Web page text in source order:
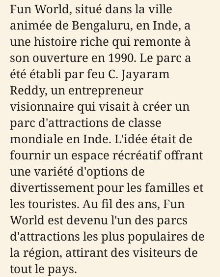
Fun World, situé dans la ville
animée de Bengaluru, en Inde, a
une histoire riche qui remonte à
son ouverture en 1990. Le parc a
été établi par feu C. Jayaram
Reddy, un entrepreneur
visionnaire qui visait à créer un
parc d'attractions de classe
mondiale en Inde. L'idée était de
fournir un espace récréatif offrant
une variété d'options de
divertissement pour les familles et
les touristes. Au fil des ans, Fun
World est devenu l'un des parcs
d'attractions les plus populaires de
la région, attirant des visiteurs de
tout le pays.